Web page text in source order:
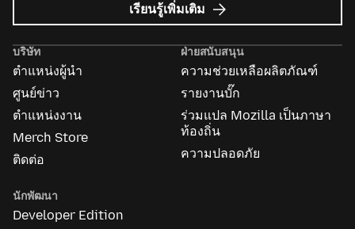
เรียนรู้เพิ่มเติม เกี่ยว
กับ
Ads
บริษัท
ตำแหน่งผู้นำ
ศูนย์ข่าว
ตำแหน่งงาน
Merch Store
ติดต่อ
ฝ่ายสนับสนุน
ความช่วยเหลือผลิตภัณฑ์
รายงานบั๊ก
ร่วมแปล Mozilla เป็นภาษา
ท้องถิ่น
ความปลอดภัย
นักพัฒนา
Developer Edition